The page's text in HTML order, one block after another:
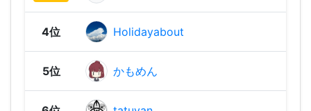
4位 Holidayabout
5位 かもめん